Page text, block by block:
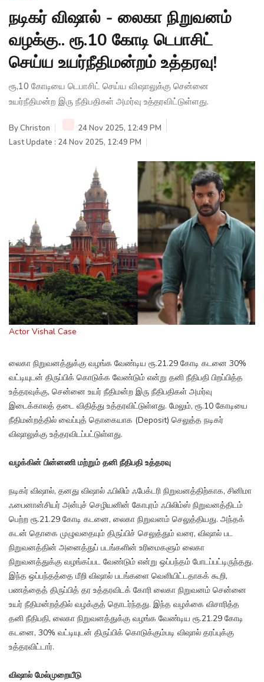
நடிகர் விஷால் - லைகா நிறுவனம்
வழக்கு.. ரூ.10 கோடி டெபாசிட்
செய்ய உயர்நீதிமன்றம் உத்தரவு!
ரூ,10 கோடியை டெபாசிட் செய்ய விஷாலுக்கு சென்னை
உயர்நீதிமன்ற இரு நீதிபதிகள் அமர்வு உத்தரவிட்டுள்ளது.
ByChriston
24 Nov 2025, 12:49 PM
Last Update : 24 Nov 2025, 12:49 PM
Actor Vishal Case
லைகா நிறுவனத்துக்கு வழங்க வேண்டிய ரூ.21.29 கோடி கடனை 30%
வட்டியுடன் திருப்பிக் கொடுக்க வேண்டும் என்று தனி நீதிபதி பிறப்பித்த
உத்தரவுக்கு, சென்னை உயர் நீதிமன்ற இரு நீதிபதிகள் அமர்வு
இடைக்காலத் தடை விதித்து உத்தரவிட்டுள்ளது. மேலும், ரூ.10 கோடியை
நீதிமன்றத்தில் வைப்புத் தொகையாக (Deposit) செலுத்த நடிகர்
விஷாலுக்கு உத்தரவிடப்பட்டுள்ளது.
வழக்கின் பின்னணி மற்றும் தனி நீதிபதி உத்தரவு
நடிகர் விஷால், தனது விஷால் ஃபிலிம் ஃபேக்டரி நிறுவனத்திற்காக, சினிமா
ஃபைனான்சியர் அன்புச் செழியனின் கோபுரம் ஃபிலிம்ஸ் நிறுவனத்திடம்
பெற்ற ரூ.21.29 கோடி கடனை, லைகா நிறுவனம் செலுத்தியது. அந்தக்
கடன் தொகை முழுவதையும் திருப்பிச் செலுத்தும் வரை, விஷால் பட
நிறுவனத்தின் அனைத்துப் படங்களின் உரிமைகளும் லைகா
நிறுவனத்துக்கு வழங்கப்பட வேண்டும் என்று ஒப்பந்தம் போடப்பட்டிருந்தது.
இந்த ஒப்பந்தத்தை மீறி விஷால் படங்களை வெளியிட்டதாகக் கூறி,
பணத்தைத் திருப்பித் தர உத்தரவிடக் கோரி லைகா நிறுவனம் சென்னை
உயர் நீதிமன்றத்தில் வழக்குத் தொடர்ந்தது. இந்த வழக்கை விசாரித்த
தனி நீதிபதி, லைகா நிறுவனத்துக்கு வழங்க வேண்டிய ரூ.21.29 கோடி
கடனை, 30% வட்டியுடன் திருப்பிக் கொடுக்கும்படி விஷால் தரப்புக்கு
உத்தரவிட்டார்.
விஷால் மேல்முறையீடு